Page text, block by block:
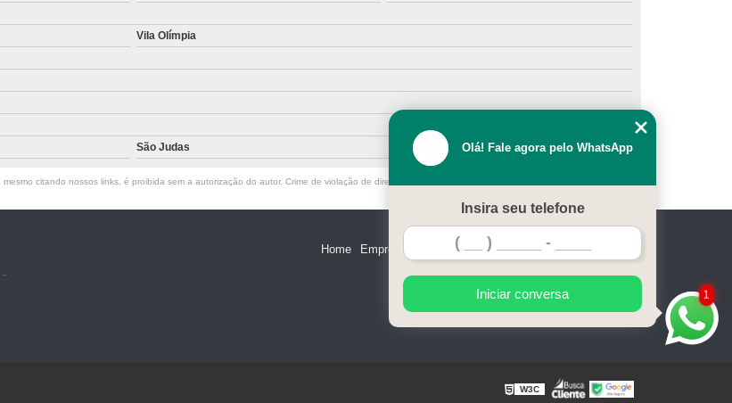
Vila Olímpia
São Judas
citando nossos links, é proibida sem a autorização do autor. Crime de violação de direito autoral – artigo 184 do Código Penal –
Home Empresa Serviços Contato Mapa do site
1
Olá! Fale agora pelo WhatsApp
Insira seu telefone
Iniciar conversa
W3C